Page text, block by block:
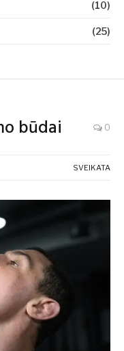
(10)
(25)
būdai 0
SVEIKATA